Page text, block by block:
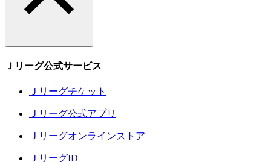
Ｊリーグ公式サービス
Ｊリーグチケット
Ｊリーグ公式アプリ
Ｊリーグオンラインストア
ＪリーグID